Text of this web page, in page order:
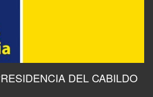
DEL CABILDO